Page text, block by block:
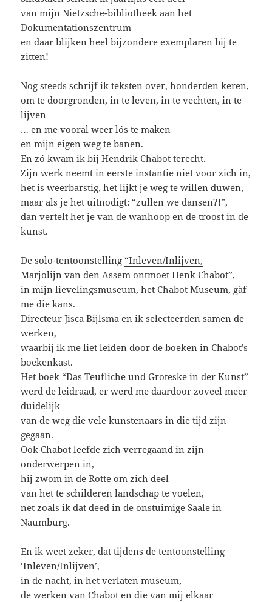
van mijn Nietzsche-bibliotheek aan het
Dokumentationszentrum
en daar blijkenheel bijzondere exemplaren bij te
zitten!
Nog steeds schrijf ik teksten over, honderden keren,
om te doorgronden, in te leven, in te vechten, in te
lijven
… en me vooral weer lós te maken
en mijn eigen weg te banen.
En zó kwam ik bij Hendrik Chabot terecht.
Zijn werk neemt in eerste instantie niet voor zich in,
het is weerbarstig, het lijkt je weg te willen duwen,
maar als je het uitnodigt: “zullen we dansen?!”,
dan vertelt het je van de wanhoop en de troost in de
kunst.
De solo-tentoonstelling “Inleven/Inlijven,
Marjolijn van den Assem ontmoet Henk Chabot”,
in mijn lievelingsmuseum, het Chabot Museum, gàf
me die kans.
Directeur Jisca Bijlsma en ik selecteerden samen de
werken,
waarbij ik me liet leiden door de boeken in Chabot’s
boekenkast.
Het boek “Das Teufliche und Groteske in der Kunst”
werd de leidraad, er werd me daardoor zoveel meer
duidelijk
van de weg die vele kunstenaars in die tijd zijn
gegaan.
Ook Chabot leefde zich verregaand in zijn
onderwerpen in,
hij zwom in de Rotte om zich deel
van het te schilderen landschap te voelen,
net zoals ik dat deed in de onstuimige Saale in
Naumburg.
En ik weet zeker, dat tijdens de tentoonstelling
‘Inleven/Inlijven’,
in de nacht, in het verlaten museum,
de werken van Chabot en die van mij elkaar